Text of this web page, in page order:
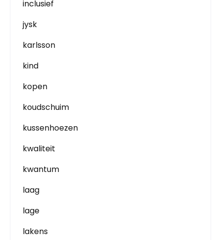
inclusief
jysk
karlsson
kind
kopen
koudschuim
kussenhoezen
kwaliteit
kwantum
laag
lage
lakens